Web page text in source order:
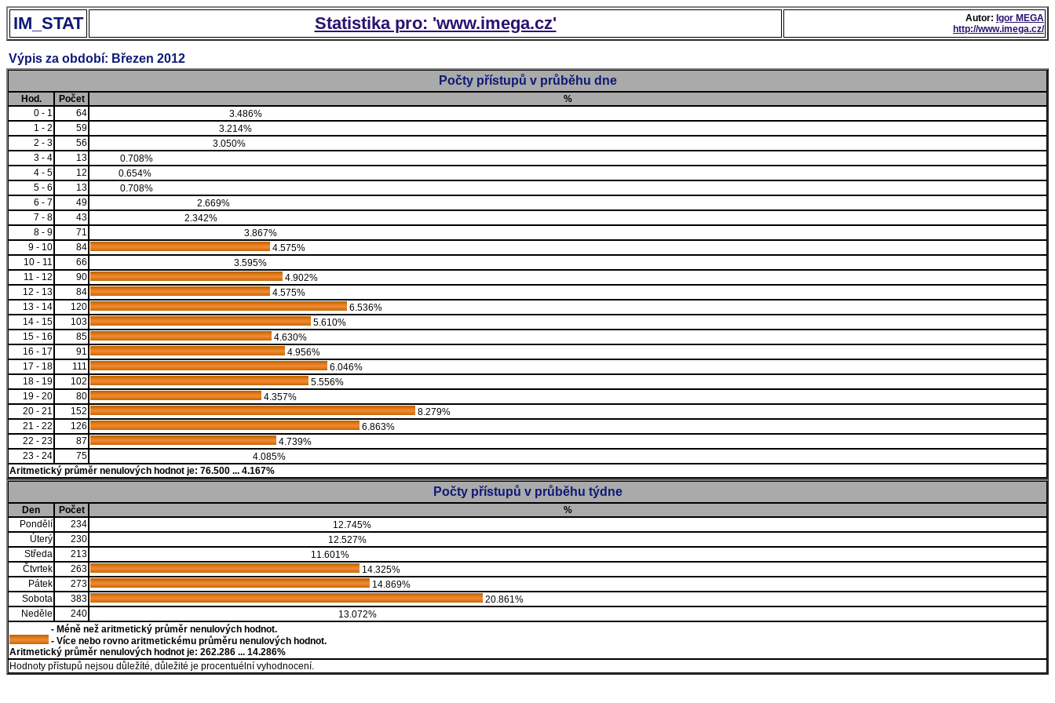
IM_STAT Statistika pro: 'www.imega.cz' Autor: Igor MEGA
http://www.imega.cz/
Výpis za období: Březen 2012
Počty přístupů v průběhu dne
Hod. Počet
%
0 - 1
64
3.486%
1 - 2
59
3.214%
2 - 3
56
3.050%
3 - 4
13
0.708%
4 - 5
12
0.654%
5 - 6
13
0.708%
6 - 7
49
2.669%
7 - 8
43
2.342%
8 - 9
71
3.867%
9 - 10
84
4.575%
10 - 11
66
3.595%
11 - 12
90
4.902%
12 - 13
84
4.575%
13 - 14
120
6.536%
14 - 15
103
5.610%
15 - 16
85
4.630%
16 - 17
91
4.956%
17 - 18
111
6.046%
18 - 19
102
5.556%
19 - 20
80
4.357%
20 - 21
152
8.279%
21 - 22
126
6.863%
22 - 23
87
4.739%
23 - 24
75
4.085%
Aritmetický průměr nenulových hodnot je: 76.500 ... 4.167%
Počty přístupů v průběhu týdne
Den Počet
%
Pondělí
234
12.745%
Úterý
230
12.527%
Středa
213
11.601%
Čtvrtek
263
14.325%
Pátek
273
14.869%
Sobota
383
20.861%
Neděle
240
13.072%
- Méně než aritmetický průměr nenulových hodnot.
- Více nebo rovno aritmetickému průměru nenulových hodnot.
Aritmetický průměr nenulových hodnot je: 262.286 ... 14.286%
Hodnoty přístupů nejsou důležíté, důležité je procentuélní vyhodnocení.